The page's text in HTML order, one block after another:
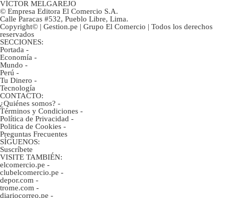
VÍCTOR MELGAREJO
© Empresa Editora El Comercio S.A.
Calle Paracas #532, Pueblo Libre, Lima.
Copyright© | Gestion.pe | Grupo El Comercio | Todos los derechos
reservados
SECCIONES:
Portada -
Economía -
Mundo -
Perú -
Tu Dinero -
Tecnología
CONTACTO:
¿Quiénes somos? -
Términos y Condiciones -
Política de Privacidad -
Politica de Cookies -
Preguntas Frecuentes
SÍGUENOS:
Suscríbete
VISITE TAMBIÉN:
elcomercio.pe -
clubelcomercio.pe -
depor.com -
trome.com -
diariocorreo.pe -